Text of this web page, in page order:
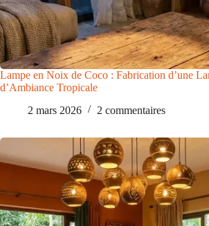
Lampe en Noix de Coco : Fabrication d’une
d’Ambiance Tropicale
2 mars 2026
2 commentaires